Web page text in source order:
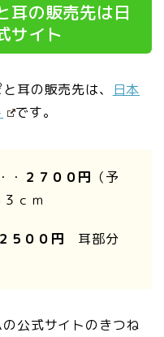
耳の販売先は日
サイト
耳の販売先は、
日本
です。
・ ２７００円 （予
ｃｍ
２５００円 耳部分
公式サイトのきつね